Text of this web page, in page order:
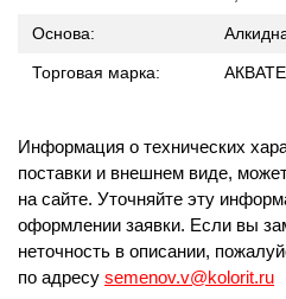
Основа:
Торговая марка:
Информация о технических
поставки и внешнем виде,
на сайте. Уточняйте эту
оформлении заявки. Если вы
неточность в описании,
по адресу semenov.v@kolorit.ru